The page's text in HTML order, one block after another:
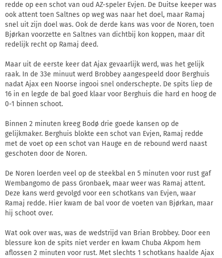
redde op een schot van oud AZ-speler Evjen. De Duitse keeper was
ook attent toen Saltnes op weg was naar het doel, maar Ramaj
snel uit zijn doel was. Ook de derde kans was voor de Noren, toen
Bjørkan voorzette en Saltnes van dichtbij kon koppen, maar dit
redelijk recht op Ramaj deed.
Maar uit de eerste keer dat Ajax gevaarlijk werd, was het gelijk
raak. In de 33e minuut werd Brobbey aangespeeld door Berghuis
nadat Ajax een Noorse ingooi snel onderschepte. De spits liep de
16 in en legde de bal goed klaar voor Berghuis die hard en hoog de
0-1 binnen schoot.
Binnen 2 minuten kreeg Bodø drie goede kansen op de
gelijkmaker. Berghuis blokte een schot van Evjen, Ramaj redde
met de voet op een schot van Hauge en de rebound werd naast
geschoten door de Noren.
De Noren loerden veel op de steekbal en 5 minuten voor rust gaf
Wembangomo de pass Gronbaek, maar weer was Ramaj attent.
Deze kans werd gevolgd voor een schotkans van Evjen, waar
Ramaj redde. Hier kwam de bal voor de voeten van Bjørkan, maar
hij schoot over.
Wat ook over was, was de wedstrijd van Brian Brobbey. Door een
blessure kon de spits niet verder en kwam Chuba Akpom hem
aflossen 2 minuten voor rust. Met slechts 1 schotkans haalde Ajax